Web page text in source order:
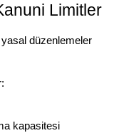
Limitler
yasal düzenlemeler
kapasitesi